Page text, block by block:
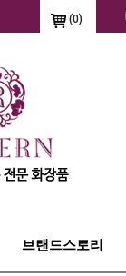
(0)
브랜드스토리